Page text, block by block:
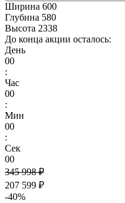
Ширина 600
Глубина 580
Высота 2338
До конца акции осталось:
День
00
:
Час
00
:
Мин
00
:
Сек
00
345 998 ₽
207 599 ₽
-40%